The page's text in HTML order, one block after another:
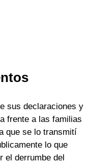
sus declaraciones y
frente a las familias
que se lo transmití
lo que
el derrumbe del